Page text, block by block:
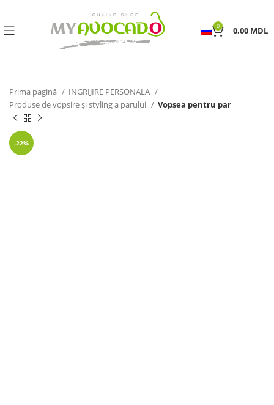
0 0.00 MDL
Prima pagină
INGRIJIRE PERSONALA
Produse de vopsire și styling a parului
Vopsea pentru par
-22%